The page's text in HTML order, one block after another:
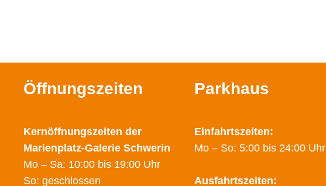
Öffnungszeiten
Kernöffnungszeiten der
Marienplatz-Galerie Schwerin
Mo – Sa: 10:00 bis 19:00 Uhr
So: geschlossen
Parkhaus
Einfahrtszeiten:
Mo – So: 5:00 bis 24:00 Uhr
Ausfahrtszeiten: